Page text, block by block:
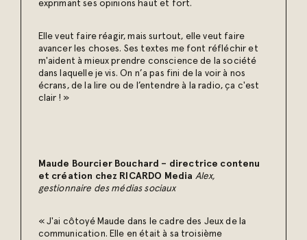
exprimant ses opinions haut et fort.
Elle veut faire réagir, mais surtout, elle veut faire
avancer les choses. Ses textes me font réfléchir et
m'aident à mieux prendre conscience de la société
dans laquelle je vis. On n’a pas fini de la voir à nos
écrans, de la lire ou de l’entendre à la radio, ça c'est
clair ! »
Maude Bourcier Bouchard – directrice contenu
et création chez RICARDO Media Alex,
gestionnaire des médias sociaux
« J'ai côtoyé Maude dans le cadre des Jeux de la
communication. Elle en était à sa troisième